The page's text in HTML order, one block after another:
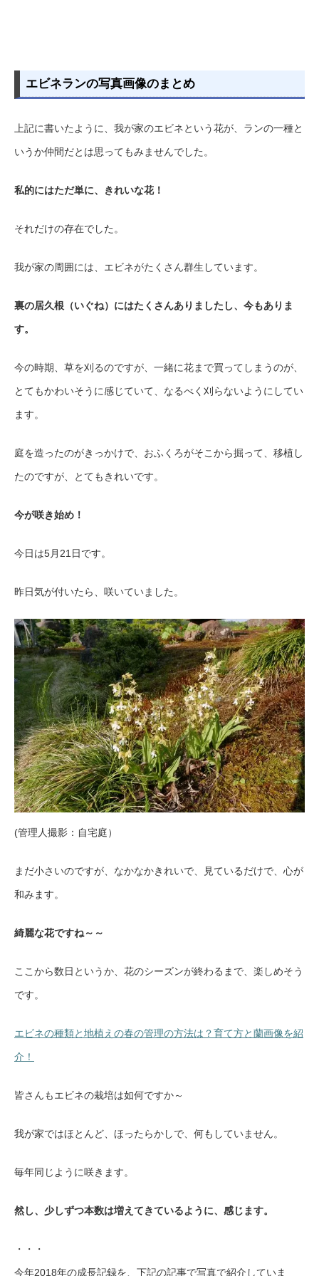
エビネランの写真画像のまとめ
上記に書いたように、我が家のエビネという花が、ランの一種と
いうか仲間だとは思ってもみませんでした。
私的にはただ単に、きれいな花！
それだけの存在でした。
我が家の周囲には、エビネがたくさん群生しています。
裏の居久根（いぐね）にはたくさんありましたし、今もありま
す。
今の時期、草を刈るのですが、一緒に花まで買ってしまうのが、
とてもかわいそうに感じていて、なるべく刈らないようにしてい
ます。
庭を造ったのがきっかけで、おふくろがそこから掘って、移植し
たのですが、とてもきれいです。
今が咲き始め！
今日は5月21日です。
昨日気が付いたら、咲いていました。
(管理人撮影：自宅庭）
まだ小さいのですが、なかなかきれいで、見ているだけで、心が
和みます。
綺麗な花ですね～～
ここから数日というか、花のシーズンが終わるまで、楽しめそう
です。
エビネの種類と地植えの春の管理の方法は？育て方と蘭画像を紹
介！
皆さんもエビネの栽培は如何ですか～
我が家ではほとんど、ほったらかしで、何もしていません。
毎年同じように咲きます。
然し、少しずつ本数は増えてきているように、感じます。
・・・
今年2018年の成長記録を、下記の記事で写真で紹介していま